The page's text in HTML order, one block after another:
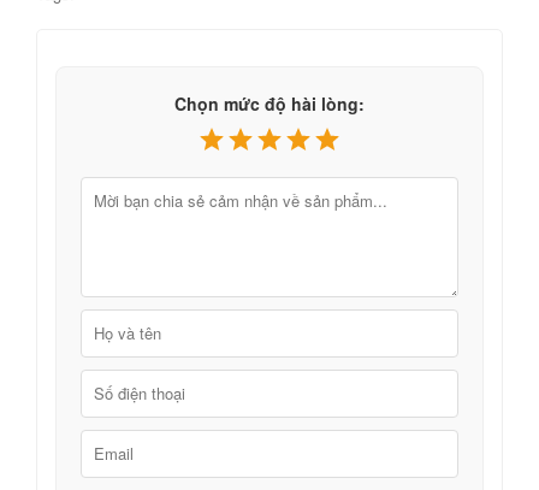
Chọn mức độ hài lòng: